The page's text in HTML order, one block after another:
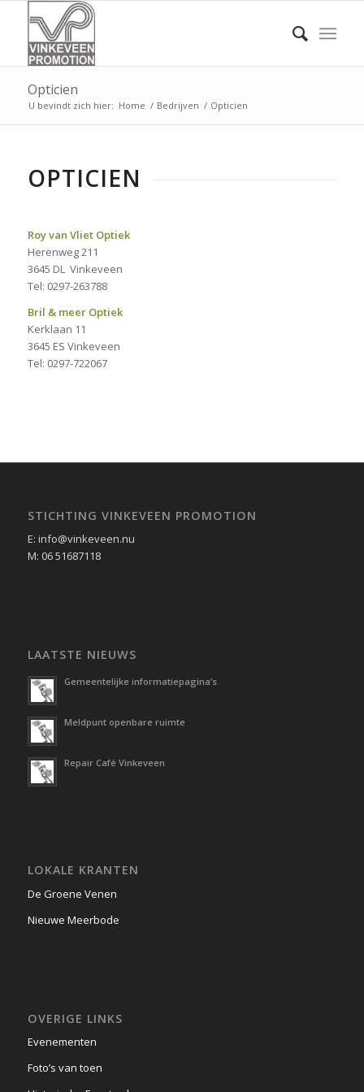
Opticien
U bevindt zich hier: Home / Bedrijven / Opticien
OPTICIEN
Roy van Vliet Optiek
Herenweg 211
3645 DL Vinkeveen
Tel: 0297-263788
Bril & meer Optiek
Kerklaan 11
3645 ES Vinkeveen
Tel: 0297-722067
STICHTING VINKEVEEN PROMOTION
E: info@vinkeveen.nu
M: 06 51687118
LAATSTE NIEUWS
Gemeentelijke informatiepagina’s
Meldpunt openbare ruimte
Repair Café Vinkeveen
LOKALE KRANTEN
De Groene Venen
Nieuwe Meerbode
OVERIGE LINKS
Evenementen
Foto’s van toen